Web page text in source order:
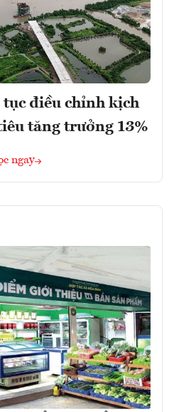
điều chỉnh kịch
tăng trưởng 13%
ngay